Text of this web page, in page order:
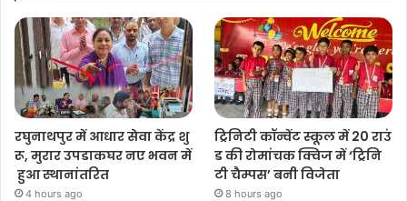
रघुनाथपुर में आधार सेवा केंद्र शु
रू, मुरार उपडाकघर नए भवन में
हुआ स्थानांतरित
4 hours ago
ट्रिनिटी कॉन्वेंट स्कूल में 20 राउं
ड की रोमांचक क्विज में ‘ट्रिनि
टी चैम्पस’ बनी विजेता
8 hours ago